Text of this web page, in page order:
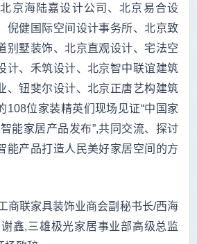
京海陆嘉设计公司、北京易合设
倪健国际空间设计事务所、北京致
别墅装饰、北京直观设计、宅法空
计、禾筑设计、北京智中联谊建筑
、钮斐尔设计、北京正唐艺构建筑
108位家装精英们现场见证“中国家
能家居产品发布”,共同交流、探讨
能产品打造人民美好家居空间的方
商联家具装饰业商会副秘书长/西海
鑫,三雄极光家居事业部高级总监